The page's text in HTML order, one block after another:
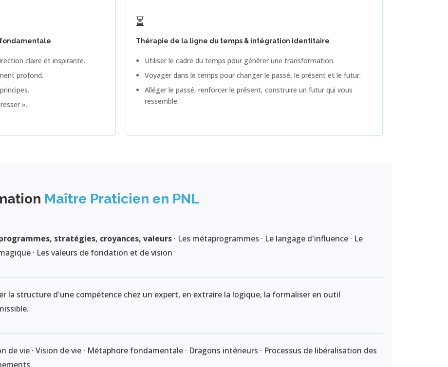
fondamentale
claire et inspirante.
profond.
».
⏳
Thérapie de la ligne du temps & intégration identitaire
Utiliser le cadre du temps pour générer une transformation.
Voyager dans le temps pour changer le passé, le présent et le futur.
Alléger le passé, renforcer le présent, construire un futur qui vous
ressemble.
Maître Praticien en PNL
stratégies, croyances, valeurs · Les métaprogrammes · Le langage d'influence · Le
· Les valeurs de fondation et de vision
la structure d'une compétence chez un expert, en extraire la logique, la formaliser en outil
de vie · Vision de vie · Métaphore fondamentale · Dragons intérieurs · Processus de libéralisation des